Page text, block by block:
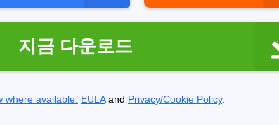
지금 다운로드
where available. EULAand Privacy/Cookie Policy.